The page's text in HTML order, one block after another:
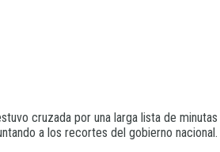
cruzada por una larga lista de
a los recortes del gobierno nacional.